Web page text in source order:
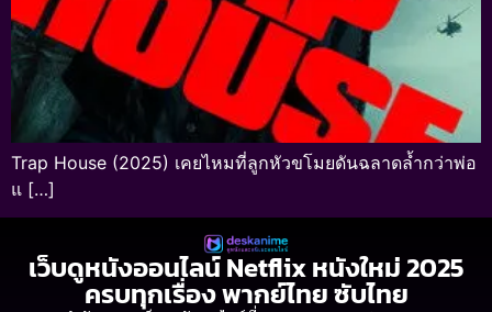
Trap House (2025) เคยไหมที่ลูกหัวขโมยดันฉลาดล้ำกว่าพ่อ
แ […]
เว็บดูหนังออนไลน์ Netflix หนังใหม่ 2025
ครบทุกเรื่อง พากย์ไทย ซับไทย